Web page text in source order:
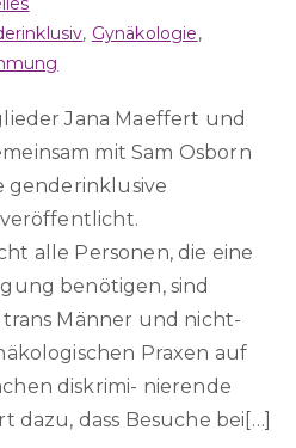
, Gynäkologie,
Jana Maeffert und
mit Sam Osborn
genderinklusive
alle Personen, die eine
benötigen, sind
Männer und nicht-
Praxen auf
diskrimi- nierende
dazu, dass Besuche bei[…]